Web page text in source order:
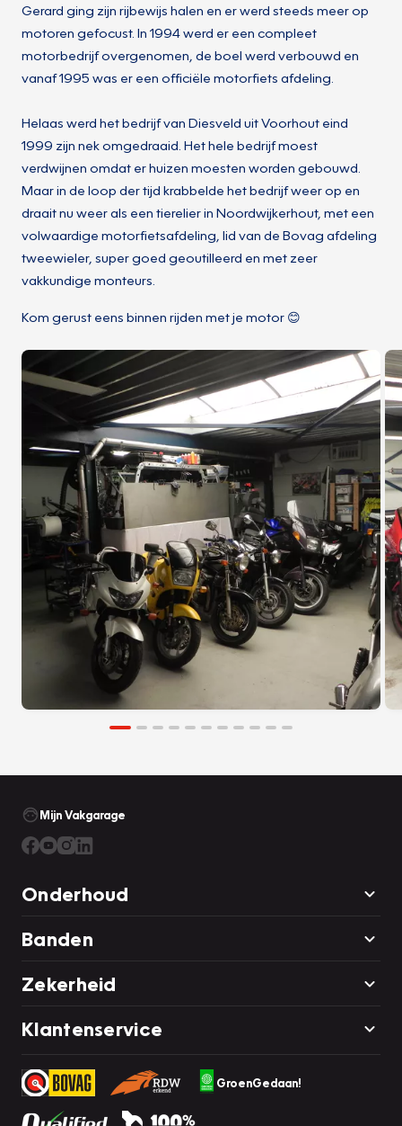
Gerard ging zijn rijbewijs halen en er werd steeds meer op
motoren gefocust. In 1994 werd er een compleet
motorbedrijf overgenomen, de boel werd verbouwd en
vanaf 1995 was er een officiële motorfiets afdeling.
Helaas werd het bedrijf van Diesveld uit Voorhout eind
1999 zijn nek omgedraaid. Het hele bedrijf moest
verdwijnen omdat er huizen moesten worden gebouwd.
Maar in de loop der tijd krabbelde het bedrijf weer op en
draait nu weer als een tierelier in Noordwijkerhout, met een
volwaardige motorfietsafdeling, lid van de Bovag afdeling
tweewieler, super goed geoutilleerd en met zeer
vakkundige monteurs.
Kom gerust eens binnen rijden met je motor 😊
Mijn Vakgarage
Onderhoud
Banden
Zekerheid
Klantenservice
GroenGedaan!